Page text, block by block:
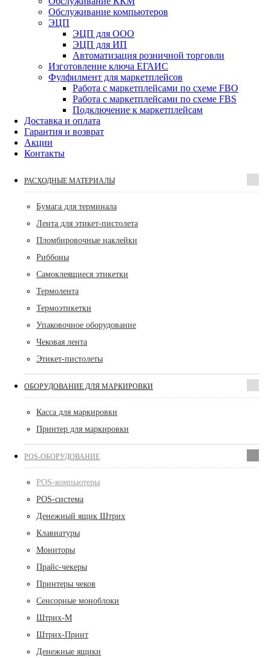
Обслуживание компьютеров
ЭЦП
ЭЦП для ООО
ЭЦП для ИП
Автоматизация розничной торговли
Изготовление ключа ЕГАИС
Фулфилмент для маркетплейсов
Работа с маркетплейсами по схеме FBO
Работа с маркетплейсами по схеме FBS
Подключение к маркетплейсам
Доставка и оплата
Гарантия и возврат
Акции
Контакты
РАСХОДНЫЕ МАТЕРИАЛЫ
Бумага для терминала
Лента для этикет-пистолета
Пломбировочные наклейки
Риббоны
Самоклеящиеся этикетки
Термолента
Термоэтикетки
Упаковочное оборудование
Чековая лента
Этикет-пистолеты
ОБОРУДОВАНИЕ ДЛЯ МАРКИРОВКИ
Касса для маркировки
Принтер для маркировки
POS-ОБОРУДОВАНИЕ
POS-компьютеры
POS-система
Денежный ящик Штрих
Клавиатуры
Мониторы
Прайс-чекеры
Принтеры чеков
Сенсорные моноблоки
Штрих-М
Штрих-Принт
Денежные ящики